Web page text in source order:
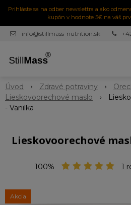
Prihláste sa na odber newslettra a ako
kupón v hodnote 5€ na váš
info@stillmass-nutrition.sk
Úvod Zdravé potraviny
Lieskovoorechové maslo
- Vanilka
Lieskovoorechové
100% 1
Akcia